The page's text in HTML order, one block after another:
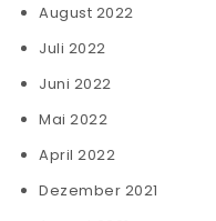
August 2022
Juli 2022
Juni 2022
Mai 2022
April 2022
Dezember 2021